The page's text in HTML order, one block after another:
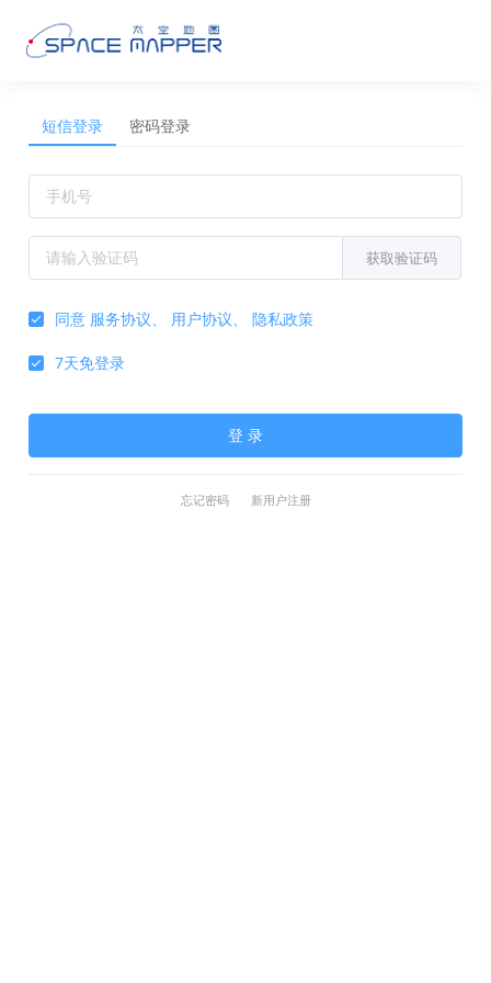
短信登录 密码登录
获取验证码
同意 服务协议、 用户协议、隐私政策
7天免登录
登 录
忘记密码 新用户注册